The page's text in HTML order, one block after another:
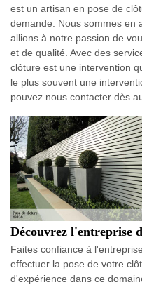
est un artisan en pose de
demande. Nous sommes en
allions à notre passion de
et de qualité. Avec des
clôture est une intervention
le plus souvent une
pouvez nous contacter dès
Découvrez l'entreprise
Faites confiance à
effectuer la pose de votre
d'expérience dans ce